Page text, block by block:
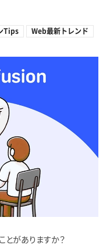
Tips Web最新トレンド
とがありますか？